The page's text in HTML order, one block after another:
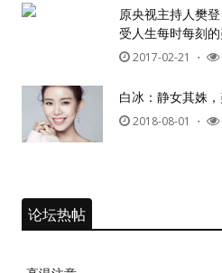
原央视主持人樊
受人生每时每刻
2017-02-21 ・
白冰：静女其姝
2018-08-01 ・
论坛热帖